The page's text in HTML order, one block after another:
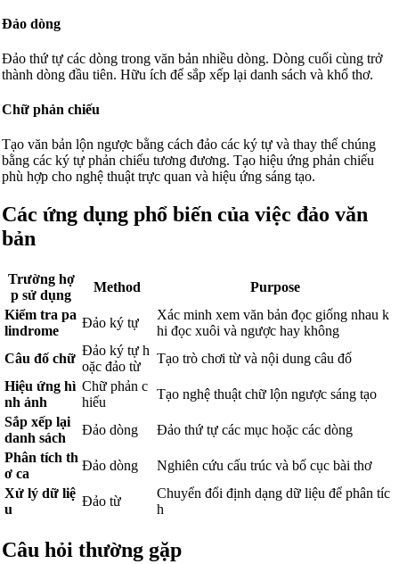
Đảo dòng
Đảo thứ tự các dòng trong văn bản nhiều dòng. Dòng cuối cùng trở
thành dòng đầu tiên. Hữu ích để sắp xếp lại danh sách và khổ thơ.
Chữ phản chiếu
Tạo văn bản lộn ngược bằng cách đảo các ký tự và thay thế chúng
bằng các ký tự phản chiếu tương đương. Tạo hiệu ứng phản chiếu
phù hợp cho nghệ thuật trực quan và hiệu ứng sáng tạo.
Các ứng dụng phổ biến của việc đảo văn
bản
Trường hợ
p sử dụng
Method
Purpose
Kiểm tra pa
lindrome
Đảo ký tự
Xác minh xem văn bản đọc giống nhau k
hi đọc xuôi và ngược hay không
Câu đố chữ
Đảo ký tự h
oặc đảo từ
Tạo trò chơi từ và nội dung câu đố
Hiệu ứng hì
nh ảnh
Chữ phản c
hiếu
Tạo nghệ thuật chữ lộn ngược sáng tạo
Sắp xếp lại
danh sách
Đảo dòng
Đảo thứ tự các mục hoặc các dòng
Phân tích th
ơ ca
Đảo dòng
Nghiên cứu cấu trúc và bố cục bài thơ
Xử lý dữ liệ
u
Đảo từ
Chuyển đổi định dạng dữ liệu để phân tíc
h
Câu hỏi thường gặp